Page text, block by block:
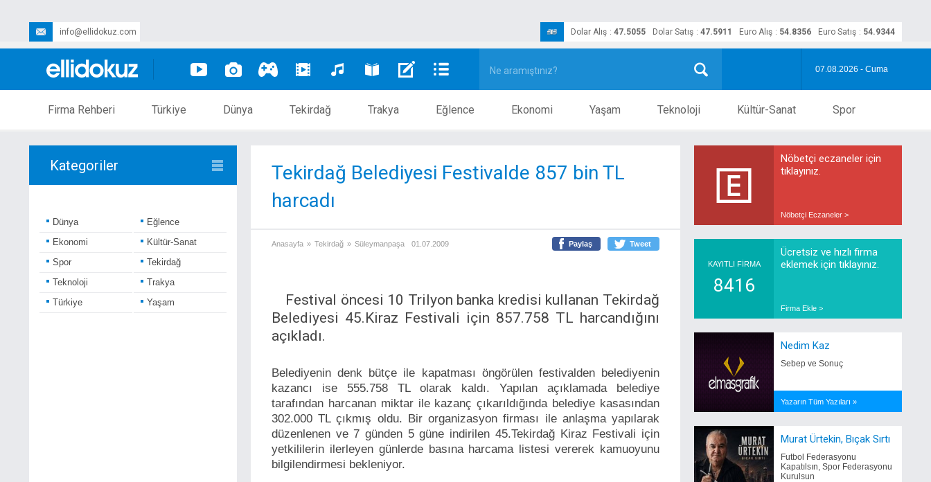
info@ellidokuz.com Dolar Alış : 47.5055 Dolar Satış : 47.5911 Euro Alış : 54.8356 Euro Satış : 54.9344
07.08.2026 - Cuma
Firma Rehberi Türkiye Dünya Tekirdağ Trakya Eğlence Ekonomi Yaşam Teknoloji Kültür-Sanat Spor
Kategoriler
Dünya
Eğlence
Ekonomi
Kültür-Sanat
Spor
Tekirdağ
Teknoloji
Trakya
Türkiye
Yaşam
Tekirdağ Belediyesi Festivalde 857 bin TL
harcadı
Anasayfa » Tekirdağ » Süleymanpaşa 01.07.2009 Paylaş Tweet
Festival öncesi 10 Trilyon banka kredisi kullanan Tekirdağ
Belediyesi 45.Kiraz Festivali için 857.758 TL harcandığını
açıkladı.
Belediyenin denk bütçe ile kapatması öngörülen festivalden belediyenin
kazancı ise 555.758 TL olarak kaldı. Yapılan açıklamada belediye
tarafından harcanan miktar ile kazanç çıkarıldığında belediye kasasından
302.000 TL çıkmış oldu. Bir organizasyon firması ile anlaşma yapılarak
düzenlenen ve 7 günden 5 güne indirilen 45.Tekirdağ Kiraz Festivali için
yetkililerin ilerleyen günlerde basına harcama listesi vererek kamuoyunu
bilgilendirmesi bekleniyor.
Nöbetçi eczaneler için
tıklayınız.
Nöbetçi Eczaneler >
KAYITLI FİRMA
8416
Ücretsiz ve hızlı firma
eklemek için tıklayınız.
Firma Ekle >
Nedim Kaz
Sebep ve Sonuç
Yazarın Tüm Yazıları »
Murat Ürtekin, Bıçak Sırtı
Futbol Federasyonu
Kapatılsın, Spor Federasyonu
Kurulsun